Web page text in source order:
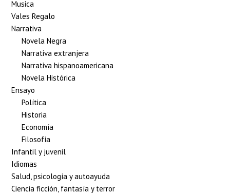
Musica
Vales Regalo
Narrativa
Novela Negra
Narrativa extranjera
Narrativa hispanoamericana
Novela Histórica
Ensayo
Política
Historia
Economía
Filosofía
Infantil y juvenil
Idiomas
Salud, psicología y autoayuda
Ciencia ficción, fantasía y terror